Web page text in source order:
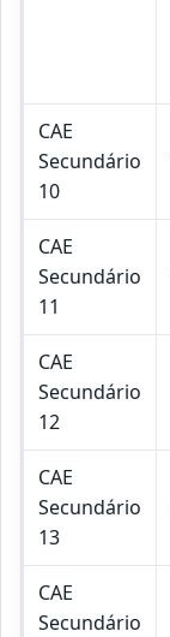
CAE
Secundário
10
CAE
Secundário
11
CAE
Secundário
12
CAE
Secundário
13
CAE
Secundário